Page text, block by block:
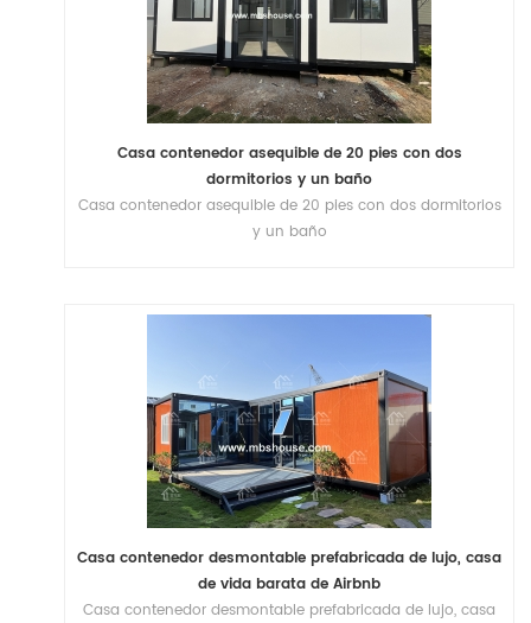
Casa contenedor asequible de 20 pies con dos
dormitorios y un baño
Casa contenedor asequible de 20 pies con dos dormitorios
y un baño
Casa contenedor desmontable prefabricada de lujo, casa
de vida barata de Airbnb
Casa contenedor desmontable prefabricada de lujo, casa